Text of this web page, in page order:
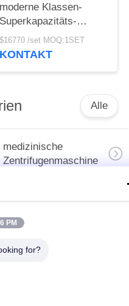
moderne Klassen-
Superkapazitäts-
Zentrifuge der
Blutbank-Zentrifugen-
$16770 /set MOQ:1SET
KONTAKT
Alle
medizinische
Zentrifugenmaschine
Blutbank-Zentrifuge
PM
for?